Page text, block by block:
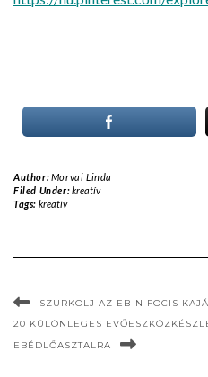
Author:Morvai Linda
Filed Under:kreatív
Tags: kreatív
SZURKOLJ AZ EB-N FOCIS
20 KÜLÖNLEGES
EBÉDLŐASZTALRA